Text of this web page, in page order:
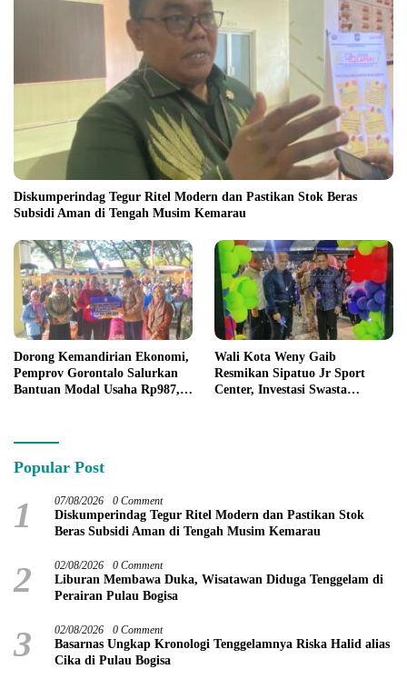
Diskumperindag Tegur Ritel Modern dan Pastikan Stok Beras
Subsidi Aman di Tengah Musim Kemarau
Dorong Kemandirian Ekonomi,
Pemprov Gorontalo Salurkan
Bantuan Modal Usaha Rp987,5
Wali Kota Weny Gaib
Resmikan Sipatuo Jr Sport
Center, Investasi Swasta
Popular Post
1 07/08/2026 0 Comment
Diskumperindag Tegur Ritel Modern dan Pastikan Stok
Beras Subsidi Aman di Tengah Musim Kemarau
2 02/08/2026 0 Comment
Liburan Membawa Duka, Wisatawan Diduga Tenggelam di
Perairan Pulau Bogisa
3 02/08/2026 0 Comment
Basarnas Ungkap Kronologi Tenggelamnya Riska Halid alias
Cika di Pulau Bogisa